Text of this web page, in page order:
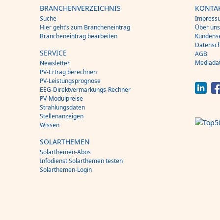
BRANCHENVERZEICHNIS
Suche
Hier geht’s zum Brancheneintrag
Brancheneintrag bearbeiten
SERVICE
Newsletter
PV-Ertrag berechnen
PV-Leistungsprognose
EEG-Direktvermarkungs-Rechner
PV-Modulpreise
Strahlungsdaten
Stellenanzeigen
Wissen
SOLARTHEMEN
Solarthemen-Abos
Infodienst Solarthemen testen
Solarthemen-Login
Über uns
AGB